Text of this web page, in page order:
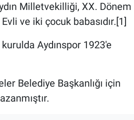
Milletvekilliği, XX. Dönem
ve iki çocuk babasıdır.[1]
Aydınspor 1923'e
Belediye Başkanlığı için